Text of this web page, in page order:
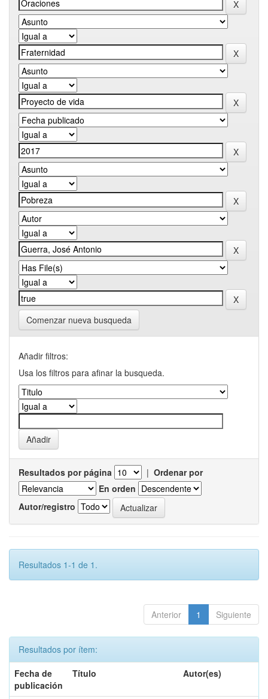
Comenzar nueva busqueda
Añadir filtros:
Usa los filtros para afinar la busqueda.
Resultados por página | Ordenar por
En orden
Autor/registro
Resultados 1-1 de 1.
Anterior 1 Siguiente
Resultados por ítem:
Fecha de
publicación
Título Autor(es)